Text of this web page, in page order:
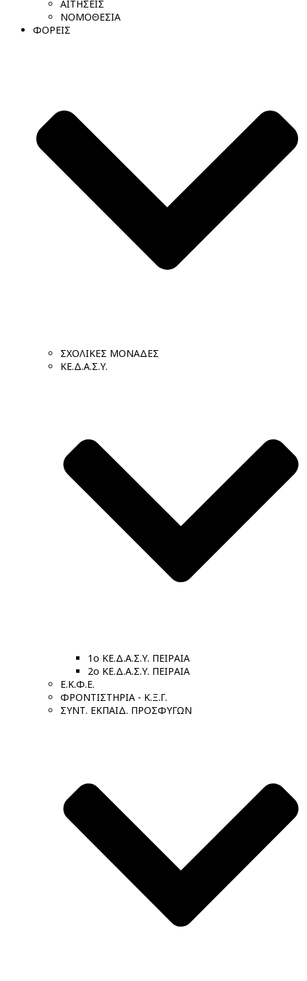
ΑΙΤΗΣΕΙΣ
ΝΟΜΟΘΕΣΙΑ
ΦΟΡΕΙΣ
ΣΧΟΛΙΚΕΣ ΜΟΝΑΔΕΣ
ΚΕ.Δ.Α.Σ.Υ.
1ο ΚΕ.Δ.Α.Σ.Υ. ΠΕΙΡΑΙΑ
2ο ΚΕ.Δ.Α.Σ.Υ. ΠΕΙΡΑΙΑ
Ε.Κ.Φ.Ε.
ΦΡΟΝΤΙΣΤΗΡΙΑ - Κ.Ξ.Γ.
ΣΥΝΤ. ΕΚΠΑΙΔ. ΠΡΟΣΦΥΓΩΝ